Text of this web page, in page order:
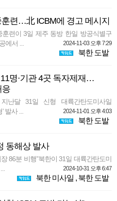
훈련…北 ICBM에 경고 메시지
훈련이 3일 제주 동방 한일 방공식별구
에서 ...
2024-11-03 오후 7:29
북한 도발
명·기관 4곳 독자제재…
응
난달 31일 신형 대륙간탄도미사일
발사 ...
2024-11-01 오후 4:03
북한 도발
동해상 발사
86분 비행”북한이 31일 대륙간탄도미
2024-10-31 오후 6:47
북한 미사일 , 북한 도발